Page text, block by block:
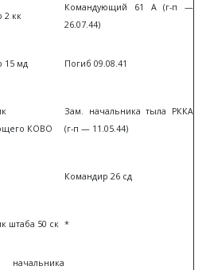
2 кк
Командующий 61 А (г-п —
26.07.44)
15 мд Погиб 09.08.41
КОВО
Зам. начальника тыла РККА
(г-п — 11.05.44)
Командир 26 сд
штаба 50 ск *